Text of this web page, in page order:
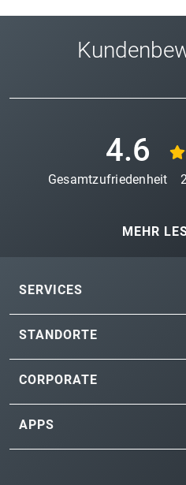
4.6
Gesamtzufriedenheit
MEHR
SERVICES
STANDORTE
CORPORATE
APPS